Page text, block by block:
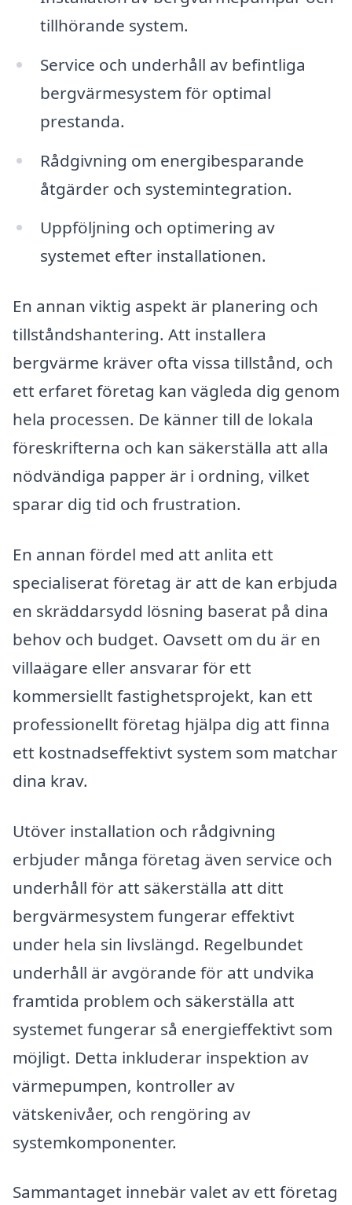
tillhörande system.
Service och underhåll av befintliga
bergvärmesystem för optimal
prestanda.
Rådgivning om energibesparande
åtgärder och systemintegration.
Uppföljning och optimering av
systemet efter installationen.
En annan viktig aspekt är planering och
tillståndshantering. Att installera
bergvärme kräver ofta vissa tillstånd, och
ett erfaret företag kan vägleda dig genom
hela processen. De känner till de lokala
föreskrifterna och kan säkerställa att alla
nödvändiga papper är i ordning, vilket
sparar dig tid och frustration.
En annan fördel med att anlita ett
specialiserat företag är att de kan erbjuda
en skräddarsydd lösning baserat på dina
behov och budget. Oavsett om du är en
villaägare eller ansvarar för ett
kommersiellt fastighetsprojekt, kan ett
professionellt företag hjälpa dig att finna
ett kostnadseffektivt system som matchar
dina krav.
Utöver installation och rådgivning
erbjuder många företag även service och
underhåll för att säkerställa att ditt
bergvärmesystem fungerar effektivt
under hela sin livslängd. Regelbundet
underhåll är avgörande för att undvika
framtida problem och säkerställa att
systemet fungerar så energieffektivt som
möjligt. Detta inkluderar inspektion av
värmepumpen, kontroller av
vätskenivåer, och rengöring av
systemkomponenter.
Sammantaget innebär valet av ett företag